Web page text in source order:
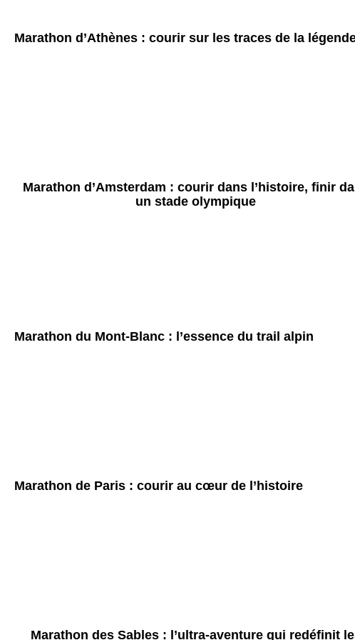
Marathon d’Athènes : courir sur les traces de la
Marathon d’Amsterdam : courir dans l’histoire, finir
un stade olympique
Marathon du Mont-Blanc : l’essence du trail alpin
Marathon de Paris : courir au cœur de l’histoire
Marathon des Sables : l’ultra-aventure qui redéfinit